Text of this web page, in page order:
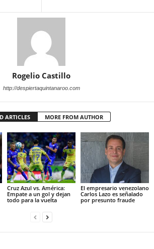
Rogelio Castillo
http://despiertaquintanaroo.com
ARTICLES MORE FROM AUTHOR
Cruz Azul vs. América:
Empate a un gol y dejan
todo para la vuelta
El empresario venezolano
Carlos Lazo es señalado
por presunto fraude